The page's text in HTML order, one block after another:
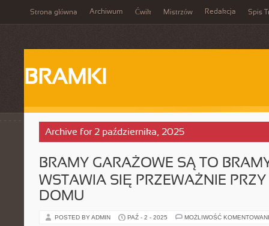
Strona główna Archiwum Ćwik Mistrzów Redakcja Spis
BRAMKI
Archive for 2 października, 2025
BRAMY GARAŻOWE SĄ TO
WSTAWIA SIĘ PRZEWAŻNIE
DOMU
POSTED BY ADMIN PAŹ - 2 - 2025 MOŻLIWOŚĆ